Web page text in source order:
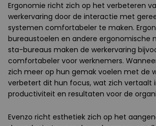
Ergonomie richt zich op het verbeteren
werkervaring door de interactie met
systemen comfortabeler te maken.
bureaustoelen en andere ergonomische
sta-bureaus maken de werkervaring
comfortabeler voor werknemers.
zich meer op hun gemak voelen met de
verbetert dit hun focus, wat zich vertaalt
productiviteit en resultaten voor de
Evenzo richt esthetiek zich op het